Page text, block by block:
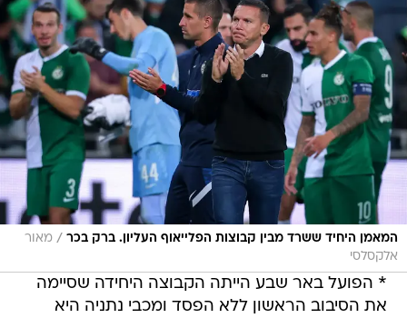
המאמן היחיד ששרד מבין קבוצות הפלייאוף העליון. ברק בכר / מאור
אלקסלסי
* הפועל באר שבע הייתה הקבוצה היחידה שסיימה
את הסיבוב הראשון ללא הפסד ומכבי נתניה היא